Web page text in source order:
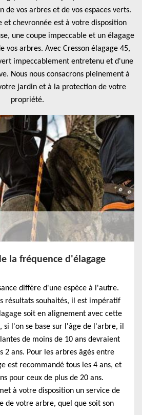
vos arbres et de vos espaces verts.
et chevronnée est à votre disposition
une coupe impeccable et un élagage
vos arbres. Avec Cresson élagage 45,
impeccablement entretenu et d'une
Nous nous consacrons pleinement à
jardin et à la protection de votre
propriété.
la fréquence d'élagage
diffère d'une espèce à l'autre.
résultats souhaités, il est impératif
soit en alignement avec cette
si l'on se base sur l'âge de l'arbre, il
de moins de 10 ans devraient
2 ans. Pour les arbres âgés entre
est recommandé tous les 4 ans, et
pour ceux de plus de 20 ans.
à votre disposition un service de
de votre arbre, quel que soit son